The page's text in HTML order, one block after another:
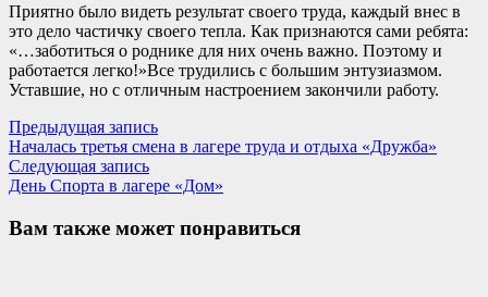
Приятно было видеть результат своего труда, каждый внес в
это дело частичку своего тепла. Как признаются сами ребята:
«…заботиться о роднике для них очень важно. Поэтому и
работается легко!»Все трудились с большим энтузиазмом.
Уставшие, но с отличным настроением закончили работу.
Навигация
по
записям
Предыдущая записьПредыдущая
запись:
Началась третья смена в лагере труда и отдыха «Дружба»
Следующая записьСледующая
запись:
День Спорта в лагере «Дом»
Вам также может понравиться